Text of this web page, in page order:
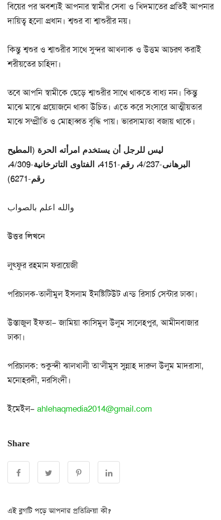
বিয়ের পর অবশ্যই আপনার স্বামীর সেবা ও খিদমাতের প্রতিই আপনার
দায়িত্ব হলো প্রধান। শ্বশুর বা শ্বাশুরীর নয়।
কিন্তু শ্বশুর ও শ্বাশুরীর সাথে সুন্দর আখলাক ও উত্তম আচরণ করাই
শরীয়তের চাহিদা।
তবে আপনি স্বামীকে ছেড়ে শ্বাশুরীর সাথে থাকতে বাধ্য নন। কিন্তু
মাঝে মাঝে প্রয়োজনে থাকা উচিত। এতে করে সংসারে আত্মীয়তার
মাঝে সম্প্রীতি ও মোহাব্বত বৃদ্ধি পায়। ভারসাম্যতা বজায় থাকে।
ليس للرجل أن يستخدم امرأته الحرة (المطيح
البرهانى-4/237، رقم-4151، الفتاوى التاترخانية-4/309،
رقم-6271)
والله اعلم بالصواب
উত্তর লিখনে
লুৎফুর রহমান ফরায়েজী
পরিচালক-তালীমুল ইসলাম ইনষ্টিটিউট এন্ড রিসার্চ সেন্টার ঢাকা।
উস্তাজুল ইফতা– জামিয়া কাসিমুল উলুম সালেহপুর, আমীনবাজার
ঢাকা।
পরিচালক: শুকুন্দী ঝালখালী তা’লীমুস সুন্নাহ দারুল উলুম মাদরাসা,
মনোহরদী, নরসিংদী।
ইমেইল– ahlehaqmedia2014@gmail.com
Share
এই ব্লগটি পড়ে আপনার প্রতিক্রিয়া কী?